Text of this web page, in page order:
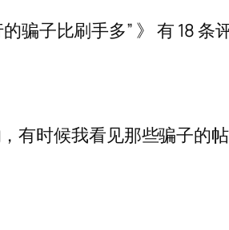
的骗子比刷手多” 》 有 18 条
有时候我看见那些骗子的